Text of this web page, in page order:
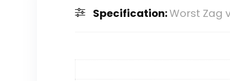
Specification:Worst Zag